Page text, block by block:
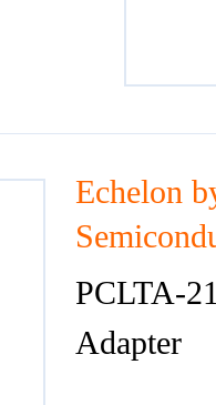
Echelon
PCLTA-
Adapter